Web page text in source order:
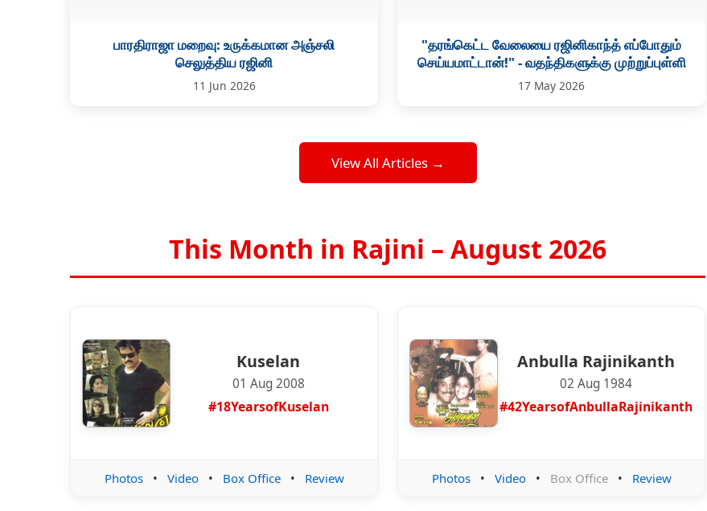
பாரதிராஜா மறைவு: உருக்கமான அஞ்சலி
செலுத்திய ரஜினி
11 Jun 2026
"தரங்கெட்ட வேலையை ரஜினிகாந்த் எப்போதும்
செய்யமாட்டான்!" - வதந்திகளுக்கு முற்றுப்புள்ளி
17 May 2026
View All Articles →
This Month in Rajini – August 2026
Kuselan
01 Aug 2008
#18YearsofKuselan
Photos • Video • Box Office • Review
Anbulla Rajinikanth
02 Aug 1984
#42YearsofAnbullaRajinikanth
Photos • Video • Box Office • Review